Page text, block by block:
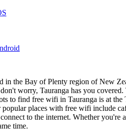
in the Bay of Plenty region of New
worry, Tauranga has you
to find free wifi in Tauranga is at
popular places with free wifi include
to the internet. Whether you're
time.